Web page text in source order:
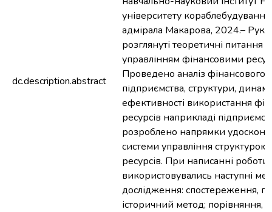
dc.description.abstract
університету кораблебудування
адмірала Макарова, 2024.–
розглянуті теоретичні питання
управлінням фінансовими
Проведено аналіз фінансового
підприємства, структури,
ефективності використання
ресурсів наприкладі
розроблено напрямки
системи управління
ресурсів. При написанні роботи
використовувались наступні
дослідження: спостереження,
історичний метод; порівняння,